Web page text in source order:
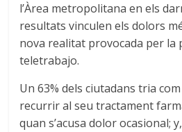
l’Àrea metropolitana en els
resultats vinculen els dolors
nova realitat provocada per la
teletrabajo.
Un 63% dels ciutadans tria
recurrir al seu tractament
quan s’acusa dolor ocasional;